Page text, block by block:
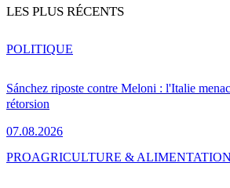
LES PLUS RÉCENTS
Sánchez riposte contre Meloni : l'Italie
rétorsion
07.08.2026
POLITIQUE
PROAGRICULTURE & ALIMENTATION